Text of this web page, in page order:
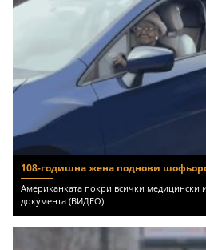
108-годишна жена поднови
Американката покри всички медицински
документа (ВИДЕО)